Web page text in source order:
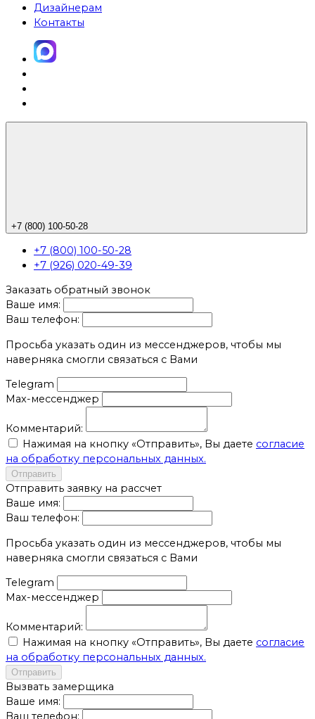
Дизайнерам
Контакты
+7 (800) 100-50-28
+7 (800) 100-50-28
+7 (926) 020-49-39
Заказать обратный звонок
Ваше имя:
Ваш телефон:
Просьба указать один из мессенджеров, чтобы мы
наверняка смогли связаться с Вами
Telegram
Max-мессенджер
Комментарий:
Нажимая на кнопку «Отправить», Вы даете согласие
на обработку персональных данных.
Отправить
Отправить заявку на рассчет
Ваше имя:
Ваш телефон:
Просьба указать один из мессенджеров, чтобы мы
наверняка смогли связаться с Вами
Telegram
Max-мессенджер
Комментарий:
Нажимая на кнопку «Отправить», Вы даете согласие
на обработку персональных данных.
Отправить
Вызвать замерщика
Ваше имя:
Ваш телефон: